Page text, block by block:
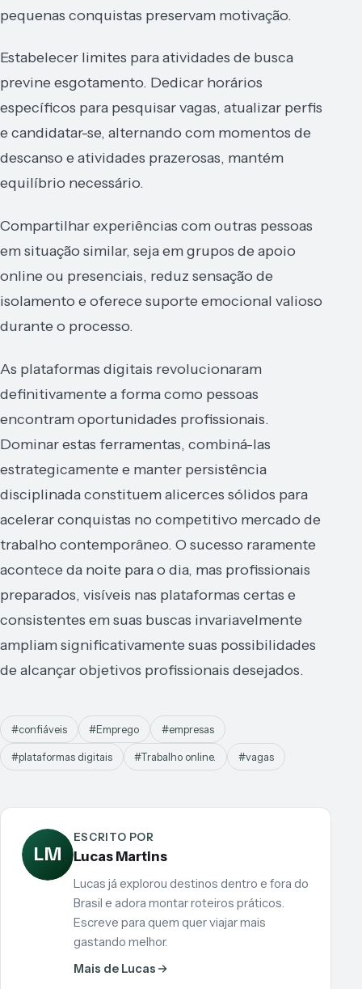
pequenas conquistas preservam motivação.
Estabelecer limites para atividades de busca
previne esgotamento. Dedicar horários
específicos para pesquisar vagas, atualizar perfis
e candidatar-se, alternando com momentos de
descanso e atividades prazerosas, mantém
equilíbrio necessário.
Compartilhar experiências com outras pessoas
em situação similar, seja em grupos de apoio
online ou presenciais, reduz sensação de
isolamento e oferece suporte emocional valioso
durante o processo.
As plataformas digitais revolucionaram
definitivamente a forma como pessoas
encontram oportunidades profissionais.
Dominar estas ferramentas, combiná-las
estrategicamente e manter persistência
disciplinada constituem alicerces sólidos para
acelerar conquistas no competitivo mercado de
trabalho contemporâneo. O sucesso raramente
acontece da noite para o dia, mas profissionais
preparados, visíveis nas plataformas certas e
consistentes em suas buscas invariavelmente
ampliam significativamente suas possibilidades
de alcançar objetivos profissionais desejados.
#confiáveis #Emprego #empresas
#plataformas digitais #Trabalho online. #vagas
LM
ESCRITO POR
Lucas Martins
Lucas já explorou destinos dentro e fora do
Brasil e adora montar roteiros práticos.
Escreve para quem quer viajar mais
gastando melhor.
Mais de Lucas